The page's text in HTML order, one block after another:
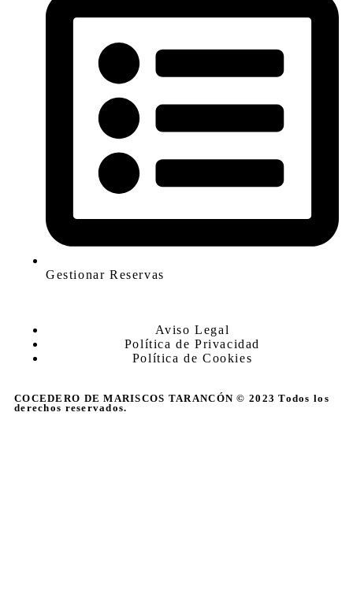
Gestionar Reservas
Aviso Legal
Política de Privacidad
Política de Cookies
COCEDERO DE MARISCOS TARANCÓN © 2023 Todos los
derechos reservados.